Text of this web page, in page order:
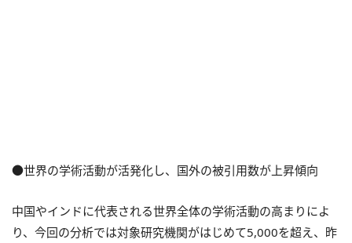
●世界の学術活動が活発化し、国外の被引用数が上昇傾向
中国やインドに代表される世界全体の学術活動の高まりによ
り、今回の分析では対象研究機関がはじめて5,000を超え、昨